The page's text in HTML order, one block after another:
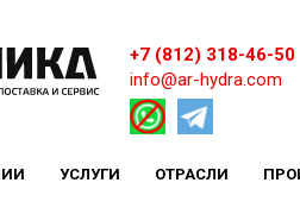
+7 (812) 318-46-50
info@ar-hydra.com
УСЛУГИ ОТРАСЛИ